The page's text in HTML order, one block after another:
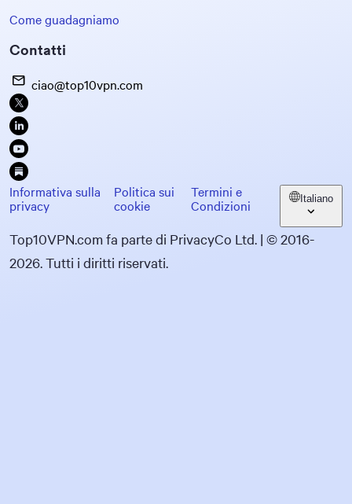
Come guadagniamo
Contatti
ciao@top10vpn.com
Informativa sulla
privacy
Politica sui
cookie
Termini e
Condizioni
Italiano
Top10VPN.com fa parte di PrivacyCo Ltd. | © 2016-
2026. Tutti i diritti riservati.